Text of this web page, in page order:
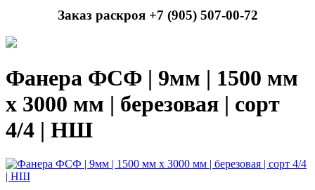
Заказ раскроя +7 (905) 507-00-72
Фанера ФСФ | 9мм | 1500 мм
х 3000 мм | березовая | сорт
4/4 | НШ